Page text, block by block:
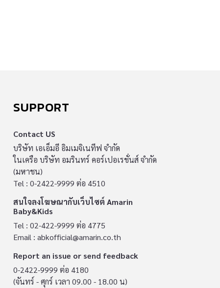
SUPPORT
Contact US
บริษัท เอเอ็มอี อิมเมจิเนทีฟ จำกัด
ในเครือ บริษัท อมรินทร์ คอร์เปอเรชั่นส์ จำกัด
(มหาชน)
Tel : 0-2422-9999 ต่อ 4510
สนใจลงโฆษณากับเว็บไซต์ Amarin
Baby&Kids
Tel : 02-422-9999 ต่อ 4775
Email : abkofficial@amarin.co.th
Report an issue or send feedback
0-2422-9999 ต่อ 4180
(จันทร์ - ศุกร์ เวลา 09.00 - 18.00 น)